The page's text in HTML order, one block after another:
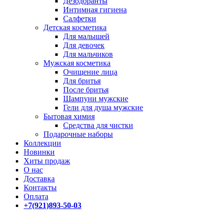
Интимная гигиена
Салфетки
Детская косметика
Для малышей
Для девочек
Для мальчиков
Мужская косметика
Очищение лица
Для бритья
После бритья
Шампуни мужские
Гели для душа мужские
Бытовая химия
Средства для чистки
Подарочные наборы
Коллекции
Новинки
Хиты продаж
О нас
Доставка
Контакты
Оплата
+7(921)893-50-03